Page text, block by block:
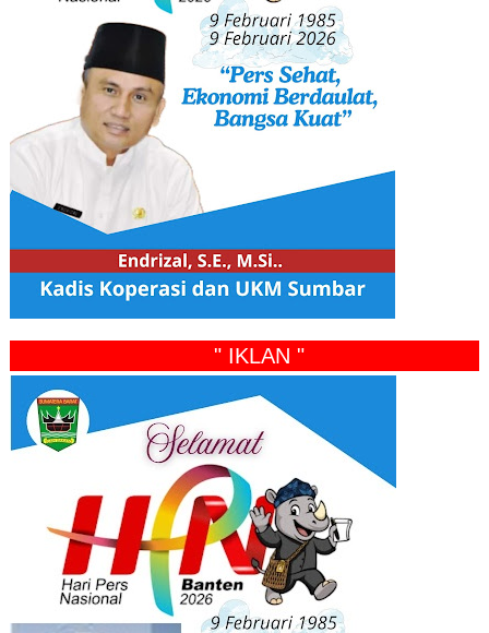
" IKLAN "